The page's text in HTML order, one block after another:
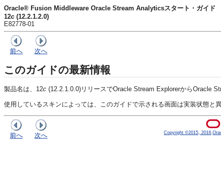
Oracle® Fusion Middleware Oracle Stream Analyticsスタート・ガイド
12c (12.2.1.2.0)
E82778-01
前へ 次へ
このガイドの最新情報
製品名は、12c (12.2.1.0.0)リリースでOracle Stream ExplorerからOracle
使用しているスキンによっては、このガイドで示される画面は実装状態と
前へ 次へ Copyright ©2015,